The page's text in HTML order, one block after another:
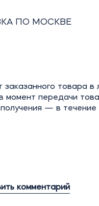
ПО МОСКВЕ
заказанного товара в
момент передачи
— в течение
комментарий